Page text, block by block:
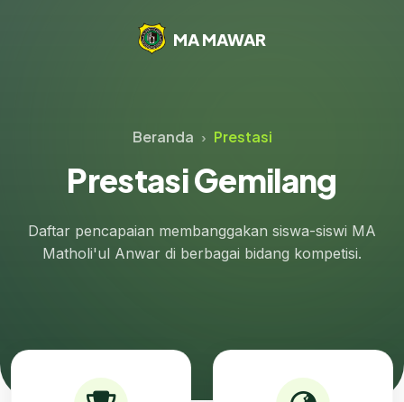
MA MAWAR
Beranda Prestasi
Prestasi Gemilang
Daftar pencapaian membanggakan siswa-siswi MA
Matholi'ul Anwar di berbagai bidang kompetisi.